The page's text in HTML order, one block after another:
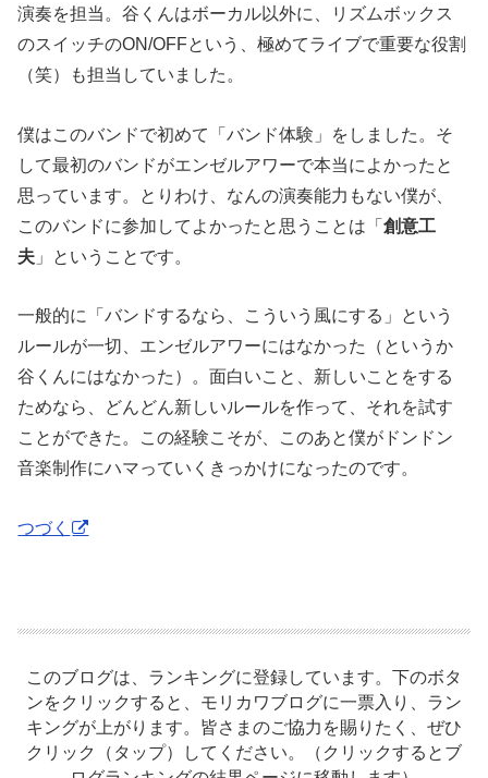
演奏を担当。谷くんはボーカル以外に、リズムボックス
のスイッチのON/OFFという、極めてライブで重要な役割
（笑）も担当していました。
僕はこのバンドで初めて「バンド体験」をしました。そ
して最初のバンドがエンゼルアワーで本当によかったと
思っています。とりわけ、なんの演奏能力もない僕が、
このバンドに参加してよかったと思うことは「創意工
夫 」ということです。
一般的に「バンドするなら、こういう風にする」という
ルールが一切、エンゼルアワーにはなかった（というか
谷くんにはなかった）。面白いこと、新しいことをする
ためなら、どんどん新しいルールを作って、それを試す
ことができた。この経験こそが、このあと僕がドンドン
音楽制作にハマっていくきっかけになったのです。
つづく
このブログは、ランキングに登録しています。下のボタ
ンをクリックすると、モリカワブログに一票入り、ラン
キングが上がります。皆さまのご協力を賜りたく、ぜひ
クリック（タップ）してください。（クリックするとブ